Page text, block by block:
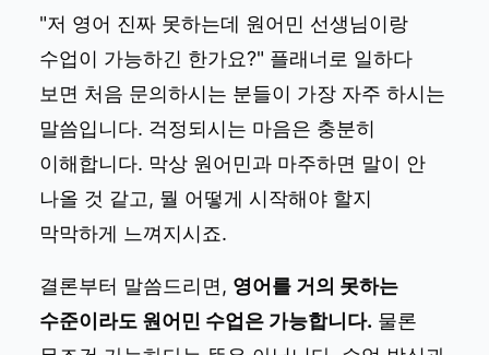
"저 영어 진짜 못하는데 원어민 선생님이랑
수업이 가능하긴 한가요?" 플래너로 일하다
보면 처음 문의하시는 분들이 가장 자주 하시는
말씀입니다. 걱정되시는 마음은 충분히
이해합니다. 막상 원어민과 마주하면 말이 안
나올 것 같고, 뭘 어떻게 시작해야 할지
막막하게 느껴지시죠.
결론부터 말씀드리면, 영어를 거의 못하는
수준이라도 원어민 수업은 가능합니다. 물론